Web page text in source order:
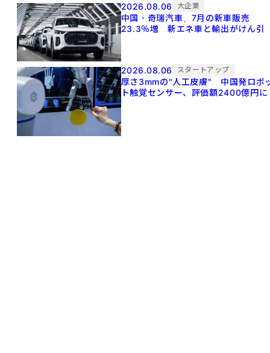
2026.08.06 大企業
中国・奇瑞汽車、7月の新車販売
23.3％増 新エネ車と輸出がけん引
2026.08.06 スタートアップ
厚さ3mmの"人工皮膚" 中国発ロボ
ト触覚センサー、評価額2400億円に